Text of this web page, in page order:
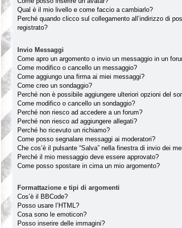
Qual è il mio livello e come faccio a cambiarlo?
Perché quando clicco sul collegamento all’indirizzo di
registrato?
Invio Messaggi
Come apro un argomento o invio un messaggio in un
Come modifico o cancello un messaggio?
Come aggiungo una firma ai miei messaggi?
Come creo un sondaggio?
Perché non è possibile aggiungere ulteriori opzioni del
Come modifico o cancello un sondaggio?
Perché non riesco ad accedere a un forum?
Perché non riesco ad aggiungere allegati?
Perché ho ricevuto un richiamo?
Come posso segnalare messaggi ai moderatori?
Che cos’è il pulsante “Salva” nella finestra di invio dei
Perché il mio messaggio deve essere approvato?
Come posso spostare in cima un mio argomento?
Formattazione e tipi di argomenti
Cos’è il BBCode?
Posso usare l’HTML?
Cosa sono le emoticon?
Posso inserire delle immagini?